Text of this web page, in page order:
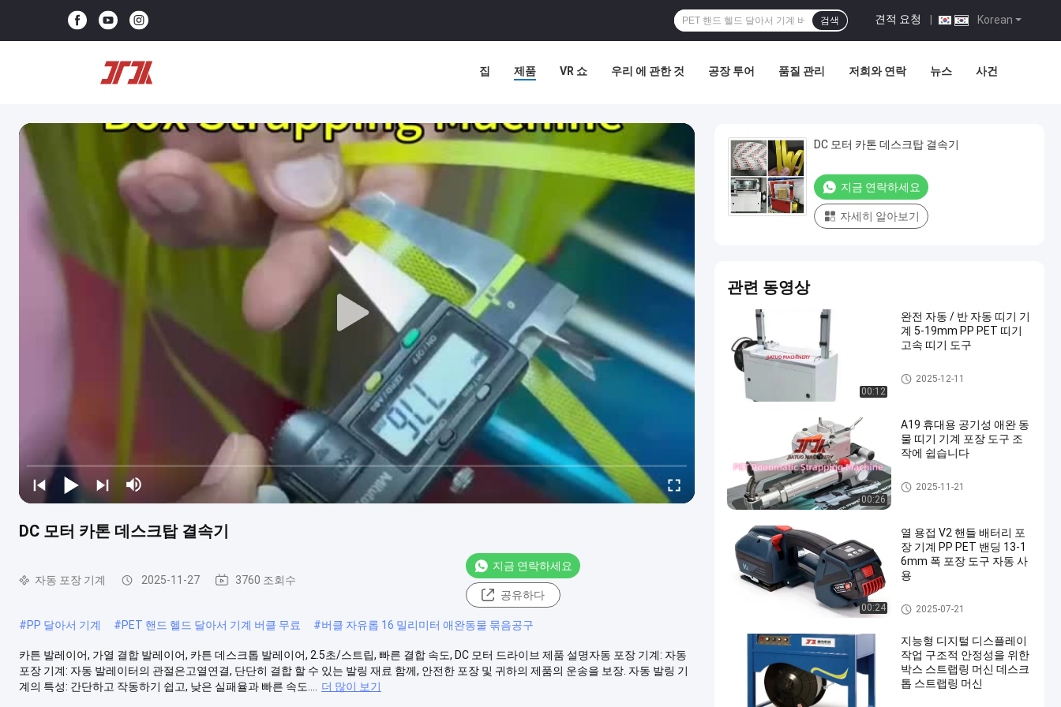
Korean
견적 요청
검색
집 제품 VR 쇼 우리 에 관한 것 공장 투어 품질 관리 저희와 연락 뉴스 사건
DC 모터 카톤 데스크탑 결속기
자동 포장 기계 2025-11-27 3760 조회수
지금 연락하세요
공유하다
#PP 달아서 기계 #PET 핸드 헬드 달아서 기계 버클 무료 #버클 자유롭 16 밀리미터 애완동물 묶음공구
카튼 발레이어, 가열 결합 발레이어, 카튼 데스크톱 발레이어, 2.5초/스트립, 빠른 결합 속도, DC 모터 드라이브 제품 설명자동 포장 기계: 자동
포장 기계: 자동 발레이터의 관절은고열연결, 단단히 결합 할 수 있는 발링 재료 함께, 안전한 포장 및 귀하의 제품의 운송을 보장. 자동 발링 기
계의 특성: 간단하고 작동하기 쉽고, 낮은 실패율과 빠른 속도....
더 많이 보기
DC 모터 카톤 데스크탑 결속기
지금 연락하세요
자세히 알아보기
관련 동영상
00:12
완전 자동 / 반 자동 띠기 기
계 5-19mm PP PET 띠기
고속 띠기 도구
자동 포장 기계
2025-12-11
00:26
A19 휴대용 공기성 애완 동
물 띠기 기계 포장 도구 조
작에 쉽습니다
공압 결속기
2025-11-21
00:24
열 용접 V2 핸들 배터리 포
장 기계 PP PET 밴딩 13-1
6mm 폭 포장 도구 자동 사
용
자동 포장 기계
2025-07-21
지능형 디지털 디스플레이
작업 구조적 안정성을 위한
박스 스트랩링 머신 데스크
톱 스트랩링 머신